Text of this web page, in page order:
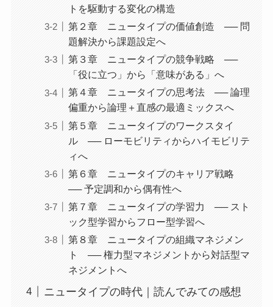
トを駆動する変化の構造
第２章 ニュータイプの価値創造 ── 問
題解決から課題設定へ
第３章 ニュータイプの競争戦略 ──
「役に立つ」から「意味がある」へ
第４章 ニュータイプの思考法 ── 論理
偏重から論理＋直感の最適ミックスへ
第５章 ニュータイプのワークスタイ
ル ── ローモビリティからハイモビリテ
ィへ
第６章 ニュータイプのキャリア戦略
── 予定調和から偶有性へ
第７章 ニュータイプの学習力 ── スト
ック型学習からフロー型学習へ
第８章 ニュータイプの組織マネジメン
ト ── 権力型マネジメントから対話型マ
ネジメントへ
ニュータイプの時代｜読んでみての感想